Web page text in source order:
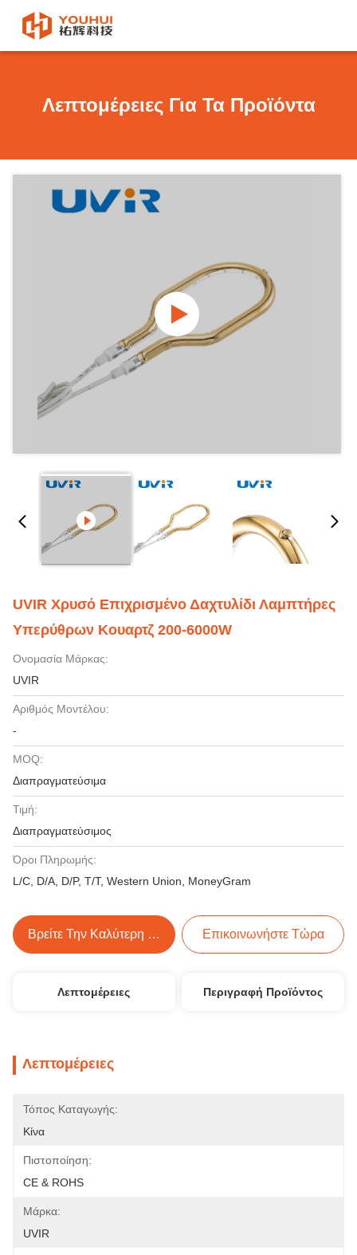
Λεπτομέρειες Για Τα Προϊόντα
UVIR Χρυσό Επιχρισμένο Δαχτυλίδι Λαμπτήρες
Υπερύθρων Κουαρτζ 200-6000W
Ονομασία Μάρκας:
UVIR
Αριθμός Μοντέλου:
-
MOQ:
Διαπραγματεύσιμα
Τιμή:
Διαπραγματεύσιμος
Όροι Πληρωμής:
L/C, D/A, D/P, T/T, Western Union, MoneyGram
Βρείτε Την Καλύτερη Τιμή Επικοινωνήστε Τώρα
Λεπτομέρειες Περιγραφή Προϊόντος
Λεπτομέρειες
Τόπος Καταγωγής:
Κίνα
Πιστοποίηση:
CE & ROHS
Μάρκα:
UVIR